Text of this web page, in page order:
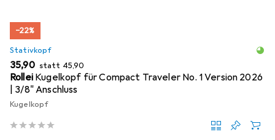
−22%
Stativkopf
EUR
35,90 statt EUR
45,90
Rollei Kugelkopf für Compact Traveler No. 1 Version 2026
| 3/8" Anschluss
Kugelkopf